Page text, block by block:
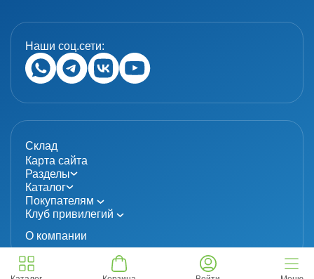
Наши соц.сети:
Склад
Карта сайта
Разделы
Каталог
Покупателям
Клуб привилегий
О компании